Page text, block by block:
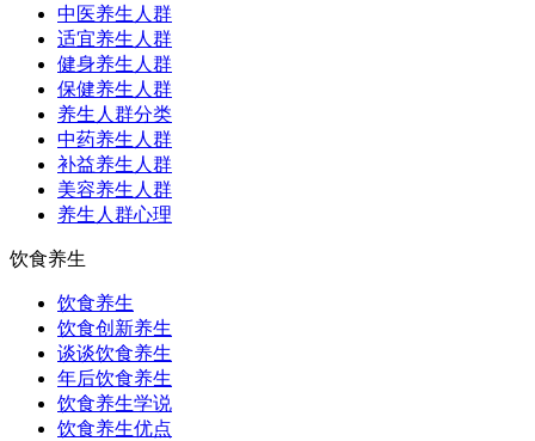
中医养生人群
适宜养生人群
健身养生人群
保健养生人群
养生人群分类
中药养生人群
补益养生人群
美容养生人群
养生人群心理
饮食养生
饮食养生
饮食创新养生
谈谈饮食养生
年后饮食养生
饮食养生学说
饮食养生优点